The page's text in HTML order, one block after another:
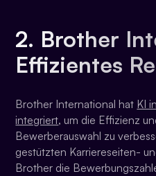
2. Brother
Effizientes
Brother International hat KI
integriert, um die Effizienz
Bewerberauswahl zu
gestützten Karriereseiten-
Brother die